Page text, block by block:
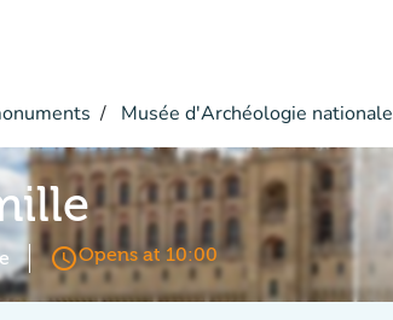
Musée d'Archéologie nationale
access_timeOpens at 10:00